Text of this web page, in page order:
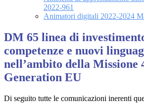
2022-961
Animatori digitali 2022-2024
DM 65 linea di
competenze e nuovi
nell’ambito della Missione
Generation EU
Di seguito tutte le comunicazioni inerenti